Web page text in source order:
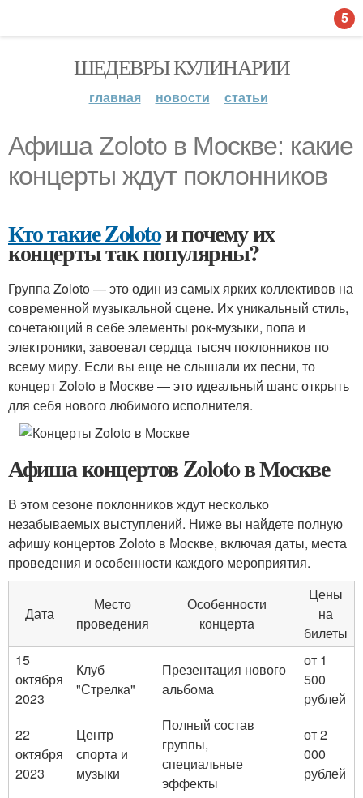
ШЕДЕВРЫ КУЛИНАРИИ
главная новости статьи
Афиша Zoloto в Москве: какие
концерты ждут поклонников
Кто такие Zolotoи почему их
концерты так популярны?
Группа Zoloto — это один из самых ярких коллективов на
современной музыкальной сцене. Их уникальный стиль,
сочетающий в себе элементы рок-музыки, попа и
электроники, завоевал сердца тысяч поклонников по
всему миру. Если вы еще не слышали их песни, то
концерт Zoloto в Москве — это идеальный шанс открыть
для себя нового любимого исполнителя.
Афиша концертов Zoloto в Москве
В этом сезоне поклонников ждут несколько
незабываемых выступлений. Ниже вы найдете полную
афишу концертов Zoloto в Москве, включая даты, места
проведения и особенности каждого мероприятия.
Дата
Место
проведения
Особенности
концерта
Цены
на
билеты
15
октября
2023
Клуб
"Стрелка"
Презентация нового
альбома
от 1
500
рублей
22
октября
2023
Центр
спорта и
музыки
Полный состав
группы,
специальные
эффекты
от 2
000
рублей
5